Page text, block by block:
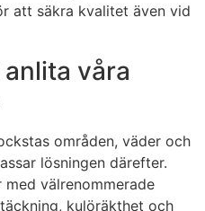
att säkra kvalitet även vid
våra
områden, väder och
lösningen därefter.
välrenommerade
kulöräkthet och